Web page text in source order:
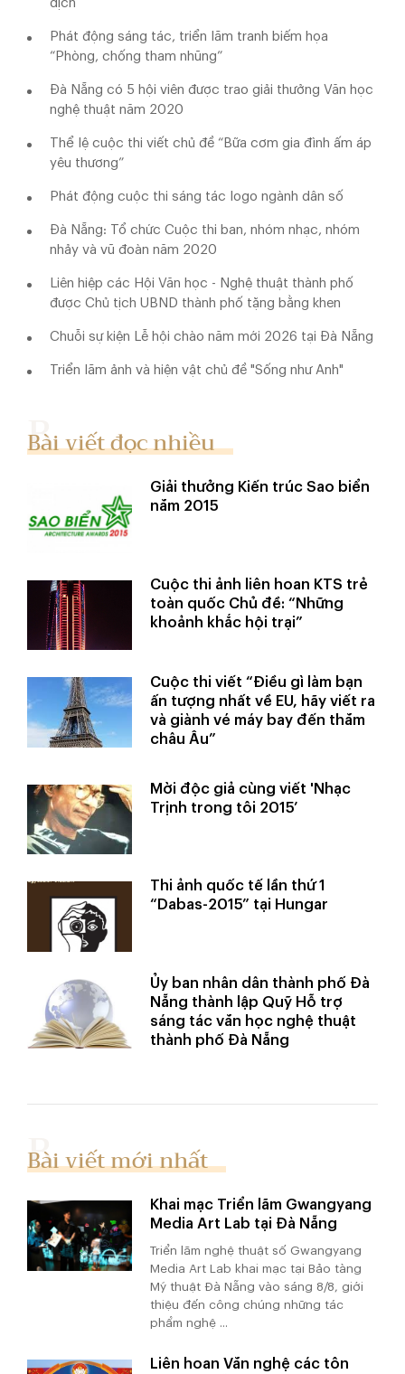
dịch
Phát động sáng tác, triển lãm tranh biếm họa
“Phòng, chống tham nhũng”
Đà Nẵng có 5 hội viên được trao giải thưởng Văn học
nghệ thuật năm 2020
Thể lệ cuộc thi viết chủ đề “Bữa cơm gia đình ấm áp
yêu thương”
Phát động cuộc thi sáng tác logo ngành dân số
Đà Nẵng: Tổ chức Cuộc thi ban, nhóm nhạc, nhóm
nhảy và vũ đoàn năm 2020
Liên hiệp các Hội Văn học - Nghệ thuật thành phố
được Chủ tịch UBND thành phố tặng bằng khen
Chuỗi sự kiện Lễ hội chào năm mới 2026 tại Đà Nẵng
Triển lãm ảnh và hiện vật chủ đề "Sống như Anh"
Bài viết đọc nhiều
Giải thưởng Kiến trúc Sao biển
năm 2015
Cuộc thi ảnh liên hoan KTS trẻ
toàn quốc Chủ đề: “Những
khoảnh khắc hội trại”
Cuộc thi viết “Điều gì làm bạn
ấn tượng nhất về EU, hãy viết ra
và giành vé máy bay đến thăm
châu Âu”
Mời độc giả cùng viết 'Nhạc
Trịnh trong tôi 2015’
Thi ảnh quốc tế lần thứ 1
“Dabas-2015” tại Hungar
Ủy ban nhân dân thành phố Đà
Nẵng thành lập Quỹ Hỗ trợ
sáng tác văn học nghệ thuật
thành phố Đà Nẵng
Bài viết mới nhất
Khai mạc Triển lãm Gwangyang
Media Art Lab tại Đà Nẵng
Triển lãm nghệ thuật số Gwangyang
Media Art Lab khai mạc tại Bảo tàng
Mỹ thuật Đà Nẵng vào sáng 8/8, giới
thiệu đến công chúng những tác
phẩm nghệ ...
Liên hoan Văn nghệ các tôn